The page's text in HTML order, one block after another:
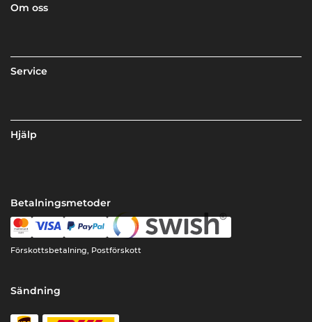
Om oss
Service
Hjälp
Betalningsmetoder
Förskottsbetalning, Postförskott
Sändning